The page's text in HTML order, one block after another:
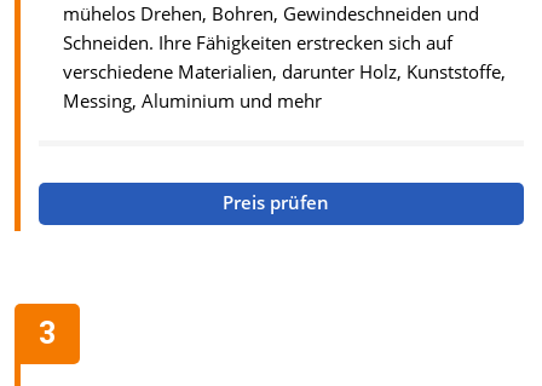
mühelos Drehen, Bohren, Gewindeschneiden und
Schneiden. Ihre Fähigkeiten erstrecken sich auf
verschiedene Materialien, darunter Holz, Kunststoffe,
Messing, Aluminium und mehr
Preis prüfen